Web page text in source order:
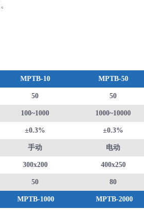
MPTB-10 MPTB-50
50 50
100~1000 1000~10000
±0.3% ±0.3%
手动 电动
300x200 400x250
50 80
MPTB-1000 MPTB-2000